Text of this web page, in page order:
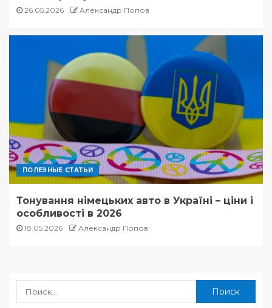
26.05.2026 Александр Попов
ПОЛЕЗНЫЕ СТАТЬИ
Тонування німецьких авто в Україні – ціни і
особливості в 2026
18.05.2026 Александр Попов